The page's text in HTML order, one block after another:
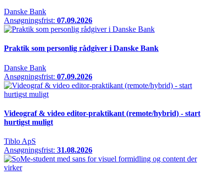
Danske Bank
Ansøgningsfrist: 07.09.2026
Praktik som personlig rådgiver i Danske Bank
Danske Bank
Ansøgningsfrist: 07.09.2026
Videograf & video editor-praktikant (remote/hybrid) - start
hurtigst muligt
Tiblo ApS
Ansøgningsfrist: 31.08.2026